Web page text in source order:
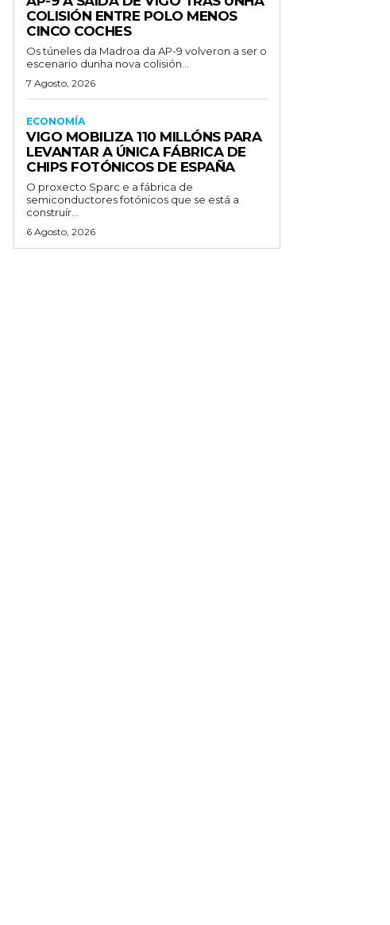
COLISIÓN ENTRE POLO MENOS
CINCO COCHES
Os túneles da Madroa da AP-9 volveron a ser o
escenario dunha nova colisión...
7 Agosto, 2026
ECONOMÍA
VIGO MOBILIZA 110 MILLÓNS PARA
LEVANTAR A ÚNICA FÁBRICA DE
CHIPS FOTÓNICOS DE ESPAÑA
O proxecto Sparc e a fábrica de
semiconductores fotónicos que se está a
construír...
6 Agosto, 2026